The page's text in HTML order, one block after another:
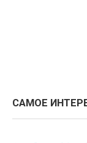
САМОЕ